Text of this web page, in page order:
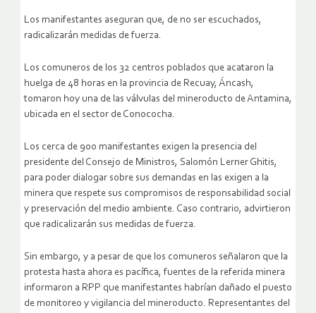
Los manifestantes aseguran que, de no ser escuchados,
radicalizarán medidas de fuerza.
Los comuneros de los 32 centros poblados que acataron la
huelga de 48 horas en la provincia de Recuay, Áncash,
tomaron hoy una de las válvulas del mineroducto de Antamina,
ubicada en el sector de Conococha.
Los cerca de 900 manifestantes exigen la presencia del
presidente del Consejo de Ministros, Salomón Lerner Ghitis,
para poder dialogar sobre sus demandas en las exigen a la
minera que respete sus compromisos de responsabilidad social
y preservación del medio ambiente. Caso contrario, advirtieron
que radicalizarán sus medidas de fuerza.
Sin embargo, y a pesar de que los comuneros señalaron que la
protesta hasta ahora es pacífica, fuentes de la referida minera
informaron a RPP que manifestantes habrían dañado el puesto
de monitoreo y vigilancia del mineroducto. Representantes del